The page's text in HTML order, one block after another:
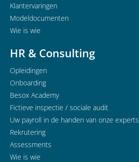
Klantervaringen
Modeldocumenten
Wie is wie
HR & Consulting
Opleidingen
Onboarding
Besox Academy
Fictieve inspectie / sociale audit
Uw payroll in de handen van onze experts
Rekrutering
Assessments
Wie is wie